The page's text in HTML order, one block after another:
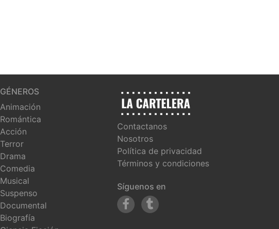
GÉNEROS
Animación
Romántica
Acción
Terror
Drama
Comedia
Musical
Suspenso
Documental
Biografía
Contactanos
Nosotros
Política de privacidad
Términos y condiciones
Síguenos en